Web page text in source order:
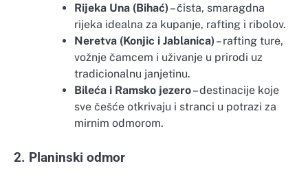
Rijeka Una (Bihać) – čista, smaragdna
rijeka idealna za kupanje, rafting i ribolov.
Neretva (Konjic i Jablanica) – rafting ture,
vožnje čamcem i uživanje u prirodi uz
tradicionalnu janjetinu.
Bileća i Ramsko jezero– destinacije koje
sve češće otkrivaju i stranci u potrazi za
mirnim odmorom.
2. Planinski odmor